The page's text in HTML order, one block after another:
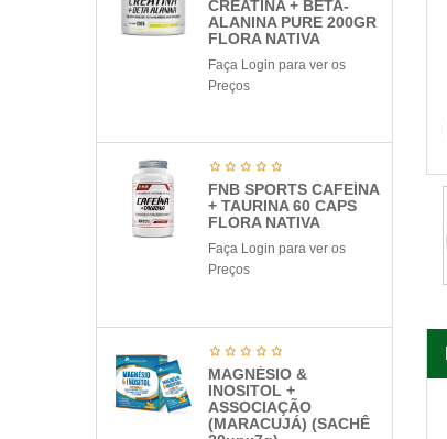
CREATINA + BETA-
ALANINA PURE 200GR
FLORA NATIVA
Faça Login para ver os
Preços
FNB SPORTS CAFEÍNA
+ TAURINA 60 CAPS
FLORA NATIVA
Faça Login para ver os
Preços
MAGNÉSIO &
INOSITOL +
ASSOCIAÇÃO
(MARACUJÁ) (SACHÊ